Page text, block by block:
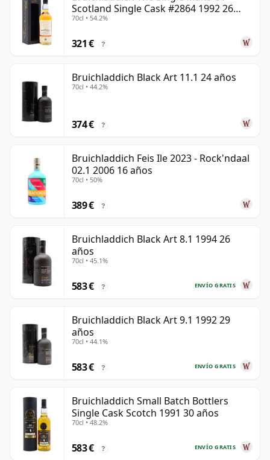
Scotland Single Cask #2864 1992 26
años
70cl • 54.2%
321 € ?
Bruichladdich Black Art 11.1 24 años
70cl • 44.2%
374 € ?
Bruichladdich Feis Ile 2023 - Rock'ndaal
02.1 2006 16 años
70cl • 50%
389 € ?
Bruichladdich Black Art 8.1 1994 26
años
70cl • 45.1%
ENVÍO GRATIS
583 € ?
Bruichladdich Black Art 9.1 1992 29
años
70cl • 44.1%
ENVÍO GRATIS
583 € ?
Bruichladdich Small Batch Bottlers
Single Cask Scotch 1991 30 años
70cl • 48.2%
ENVÍO GRATIS
583 € ?